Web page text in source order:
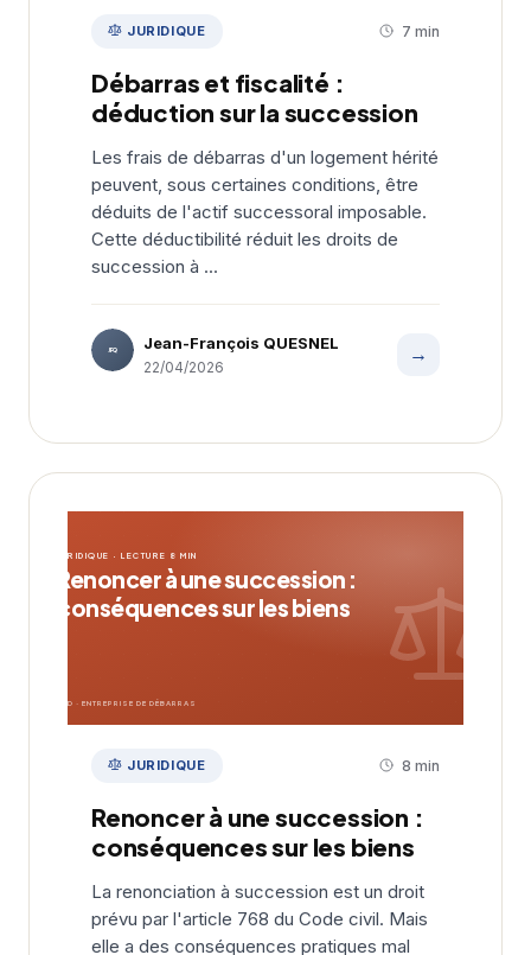
JURIDIQUE 7 min
Débarras et fiscalité :
déduction sur la succession
Les frais de débarras d'un logement hérité
peuvent, sous certaines conditions, être
déduits de l'actif successoral imposable.
Cette déductibilité réduit les droits de
succession à ...
JFQ Jean-François QUESNEL
22/04/2026
→
JURIDIQUE · LECTURE 8 MIN
Renoncer à une succession :
conséquences sur les biens
EDD · ENTREPRISE DE DÉBARRAS
JURIDIQUE 8 min
Renoncer à une succession :
conséquences sur les biens
La renonciation à succession est un droit
prévu par l'article 768 du Code civil. Mais
elle a des conséquences pratiques mal